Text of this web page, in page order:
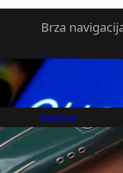
iz
Brza
O nama
Pretplatite se na
Karijera
Marketing
Kontakt